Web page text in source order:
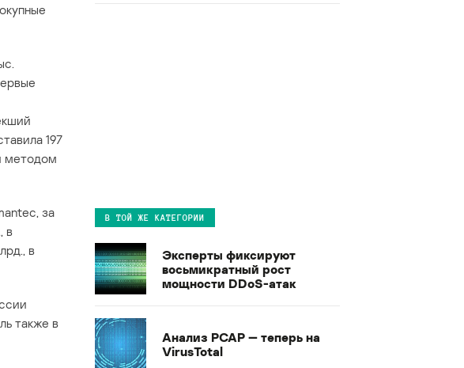
197
методом
за
в
в
также в
В ТОЙ ЖЕ КАТЕГОРИИ
Эксперты фиксируют
восьмикратный рост
мощности DDoS-атак
Анализ PCAP — теперь на
VirusTotal